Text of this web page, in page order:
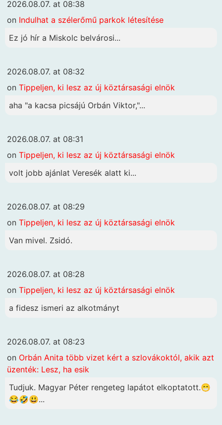
2026.08.07. at 08:38
on Indulhat a szélerőmű parkok létesítése
Ez jó hír a Miskolc belvárosi...
2026.08.07. at 08:32
on Tippeljen, ki lesz az új köztársasági elnök
aha "a kacsa picsájú Orbán Viktor,"...
2026.08.07. at 08:31
on Tippeljen, ki lesz az új köztársasági elnök
volt jobb ajánlat Veresék alatt ki...
2026.08.07. at 08:29
on Tippeljen, ki lesz az új köztársasági elnök
Van mivel. Zsidó.
2026.08.07. at 08:28
on Tippeljen, ki lesz az új köztársasági elnök
a fidesz ismeri az alkotmányt
2026.08.07. at 08:23
on Orbán Anita több vizet kért a szlovákoktól, akik azt
üzenték: Lesz, ha esik
Tudjuk. Magyar Péter rengeteg lapátot elkoptatott.😁
😂🤣😃...